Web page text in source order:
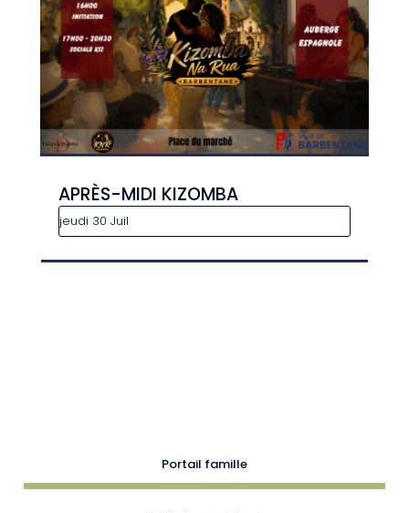
APRÈS-MIDI KIZOMBA
jeudi 30 Juil
Portail famille